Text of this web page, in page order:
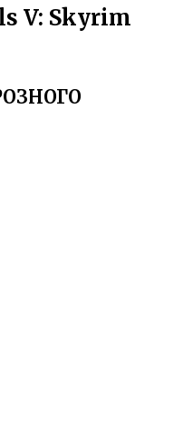
V: Skyrim